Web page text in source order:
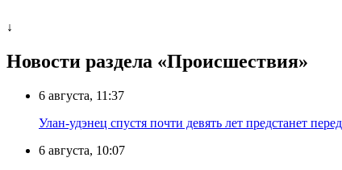
↓
Новости раздела «Происшествия»
6 августа, 11:37
Улан-удэнец спустя почти девять лет предстанет
6 августа, 10:07